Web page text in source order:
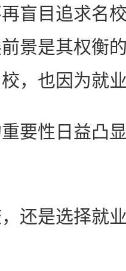
盲目追求名
景是其权衡
，也因为就
性日益凸显
是选择就业